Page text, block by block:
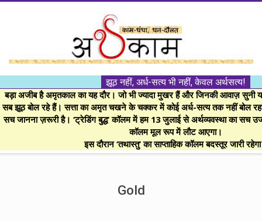
।।
अर्थकाम।।
BE
FINANCIALLY
झूठ नहीं, अर्ध-सत्य भी नहीं, केवल अर्थसत्य!
बड़ा अजीब है अमृतकाल का यह दौर। जो भी ज्यादा मुखर हैं और जिनकी आवाज़ सुनी
सब झूठ बोल रहे हैं। सत्ता का अमृत चखने के चक्कर में कोई अर्ध-सत्य तक नहीं बोल
सच जानना ज़रूरी है। ‘ट्रेडिंग बुद्ध’ कॉलम में हम 13 जुलाई से अर्थव्यवस्था का सच
कॉलम मूल रूप में लौट आएगा।
इस दौरान ‘तथास्तु’ का साप्ताहिक कॉलम बदस्तूर जारी
Gold